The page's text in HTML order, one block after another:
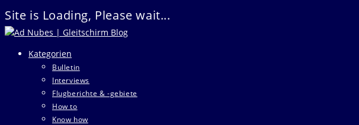
Site is Loading, Please wait...
Zum
springenKategorien
Bulletin
Interviews
Flugberichte & -gebiete
How to
Know how